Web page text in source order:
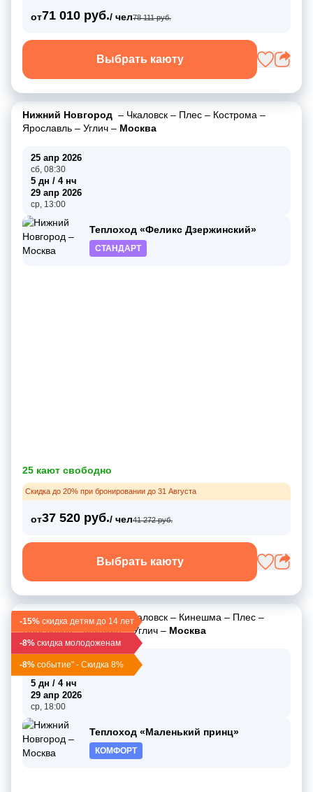
от71 010 руб./ чел78 111 руб.
Выбрать каюту
Нижний Новгород – Чкаловск – Плес – Кострома –
Ярославль – Углич – Москва
25 апр 2026
сб, 08:30
5 дн / 4 нч
29 апр 2026
ср, 13:00
Теплоход «Феликс Дзержинский»
СТАНДАРТ
25 кают свободно
Скидка до 20% при бронировании до 31 Августа
от37 520 руб./ чел41 272 руб.
Выбрать каюту
-15% скидка детям до 14 лет
-8% скидка молодоженам
-8% событие" - Скидка 8%
Нижний Новгород –Чкаловск – Кинешма – Плес –
Ярославль–Мышкин–Углич – Москва
25 апр 2026
5 дн / 4 нч
29 апр 2026
ср, 18:00
Теплоход «Маленький принц»
КОМФОРТ